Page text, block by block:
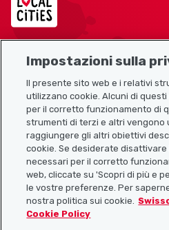
Link utili
Scarica l’app Localcities
Impostazioni sulla
Il presente sito web e i relativi
utilizzano cookie. Alcuni di
per il corretto funzionamento di
strumenti di terzi e altri vengono
raggiungere gli altri obiettivi
cookie. Se desiderate disattivare
necessari per il corretto
web, cliccate su 'Scopri di più e
le vostre preferenze. Per
nostra politica sui cookie.
Cookie Policy